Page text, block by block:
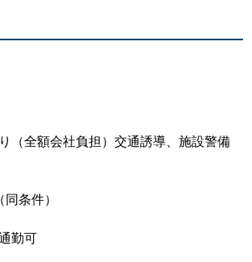
（全額会社負担）交通誘導、施設警備
条件）
勤可